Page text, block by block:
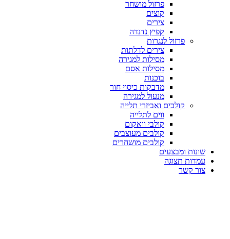
פרזול מושחר
קוצים
צירים
קפיץ נדנדה
פרזול לנגרות
צירים לדלתות
מסילות למגירה
מסילות אסם
בוכנות
מדבקות כיסוי חור
מנעול למגירה
קולבים ואביזרי תלייה
ווים לתלייה
קולבי וואקום
קולבים מעוצבים
קולבים מושחרים
שונות ומבצעים
עמדות תצוגה
צור קשר